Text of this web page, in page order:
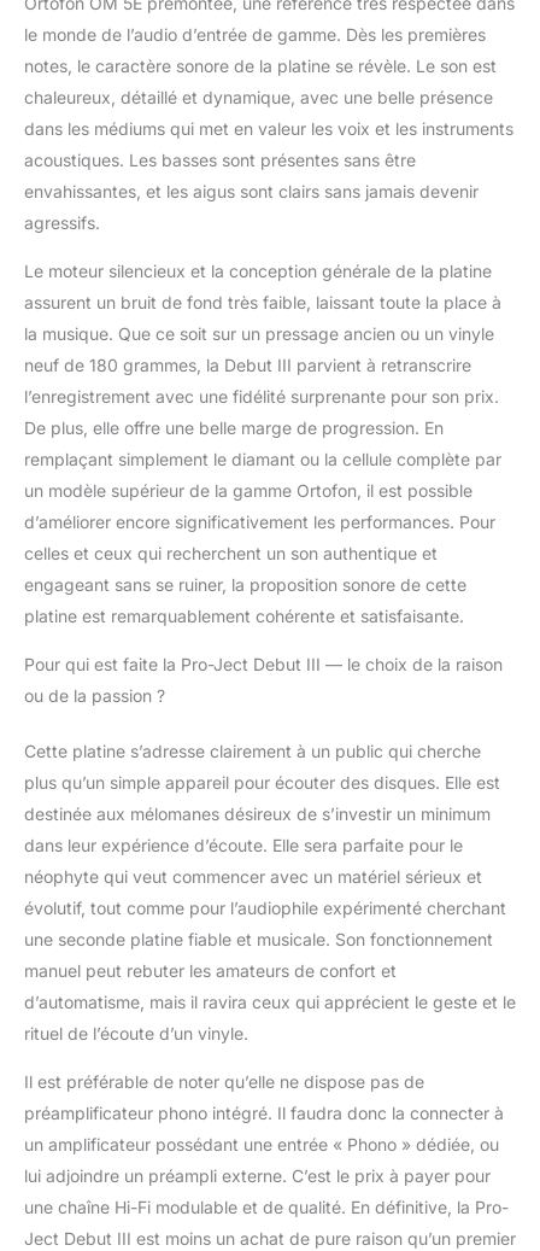
le monde de l’audio d’entrée de gamme. Dès les premières
notes, le caractère sonore de la platine se révèle. Le son est
chaleureux, détaillé et dynamique, avec une belle présence
dans les médiums qui met en valeur les voix et les instruments
acoustiques. Les basses sont présentes sans être
envahissantes, et les aigus sont clairs sans jamais devenir
agressifs.
Le moteur silencieux et la conception générale de la platine
assurent un bruit de fond très faible, laissant toute la place à
la musique. Que ce soit sur un pressage ancien ou un vinyle
neuf de 180 grammes, la Debut III parvient à retranscrire
l’enregistrement avec une fidélité surprenante pour son prix.
De plus, elle offre une belle marge de progression. En
remplaçant simplement le diamant ou la cellule complète par
un modèle supérieur de la gamme Ortofon, il est possible
d’améliorer encore significativement les performances. Pour
celles et ceux qui recherchent un son authentique et
engageant sans se ruiner, la proposition sonore de cette
platine est remarquablement cohérente et satisfaisante.
Pour qui est faite la Pro-Ject Debut III — le choix de la raison
ou de la passion ?
Cette platine s’adresse clairement à un public qui cherche
plus qu’un simple appareil pour écouter des disques. Elle est
destinée aux mélomanes désireux de s’investir un minimum
dans leur expérience d’écoute. Elle sera parfaite pour le
néophyte qui veut commencer avec un matériel sérieux et
évolutif, tout comme pour l’audiophile expérimenté cherchant
une seconde platine fiable et musicale. Son fonctionnement
manuel peut rebuter les amateurs de confort et
d’automatisme, mais il ravira ceux qui apprécient le geste et le
rituel de l’écoute d’un vinyle.
Il est préférable de noter qu’elle ne dispose pas de
préamplificateur phono intégré. Il faudra donc la connecter à
un amplificateur possédant une entrée « Phono » dédiée, ou
lui adjoindre un préampli externe. C’est le prix à payer pour
une chaîne Hi-Fi modulable et de qualité. En définitive, la Pro-
Ject Debut III est moins un achat de pure raison qu’un premier